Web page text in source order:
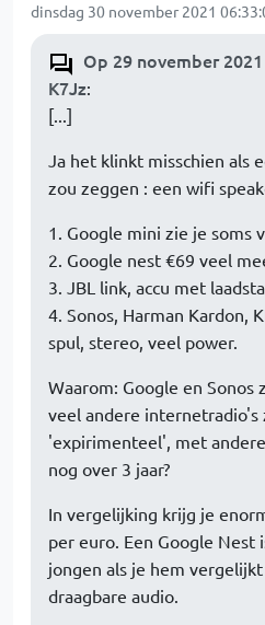
dinsdag 30 november 2021
Op 29 november
K7Jz:
[...]
Ja het klinkt misschien als
zou zeggen : een wifi
1. Google mini zie je soms
2. Google nest €69 veel
3. JBL link, accu met
4. Sonos, Harman Kardon,
spul, stereo, veel power.
Waarom: Google en
veel andere internetradio's
'expirimenteel', met
nog over 3 jaar?
In vergelijking krijg je
per euro. Een Google Nest
jongen als je hem
draagbare audio.